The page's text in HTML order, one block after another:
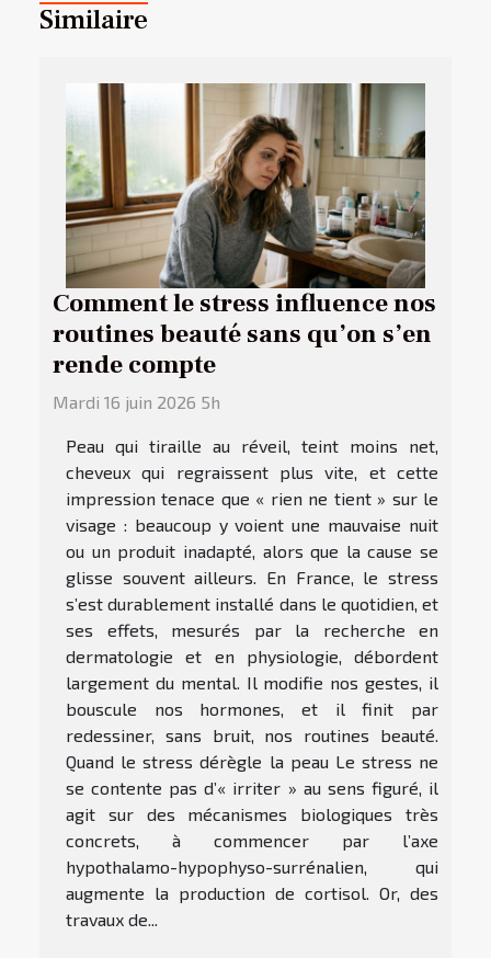
Similaire
Comment le stress influence nos
routines beauté sans qu’on s’en
rende compte
Mardi 16 juin 2026 5h
Peau qui tiraille au réveil, teint moins net,
cheveux qui regraissent plus vite, et cette
impression tenace que « rien ne tient » sur le
visage : beaucoup y voient une mauvaise nuit
ou un produit inadapté, alors que la cause se
glisse souvent ailleurs. En France, le stress
s’est durablement installé dans le quotidien, et
ses effets, mesurés par la recherche en
dermatologie et en physiologie, débordent
largement du mental. Il modifie nos gestes, il
bouscule nos hormones, et il finit par
redessiner, sans bruit, nos routines beauté.
Quand le stress dérègle la peau Le stress ne
se contente pas d’« irriter » au sens figuré, il
agit sur des mécanismes biologiques très
concrets, à commencer par l’axe
hypothalamo-hypophyso-surrénalien, qui
augmente la production de cortisol. Or, des
travaux de...